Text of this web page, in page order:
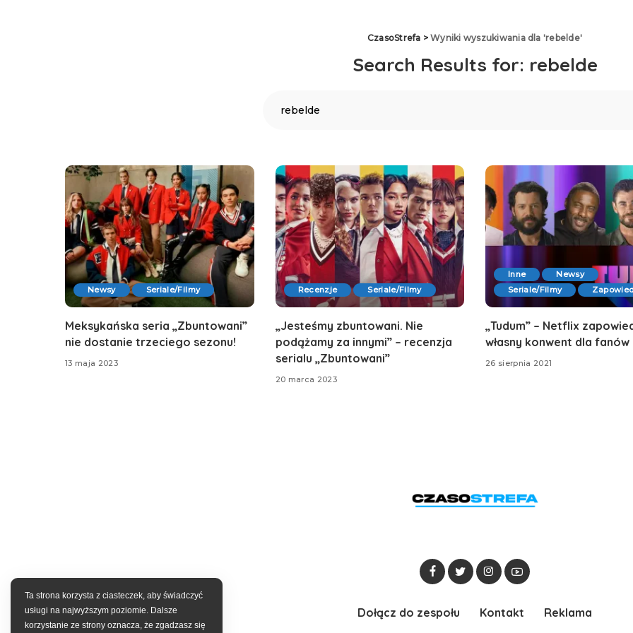
CzasoStrefa >Wyniki wyszukiwania dla 'rebelde'
Search Results for: rebelde
Newsy Seriale/Filmy
Meksykańska seria „Zbuntowani”
nie dostanie trzeciego sezonu!
13 maja 2023
Recenzje Seriale/Filmy
„Jesteśmy zbuntowani. Nie
podążamy za innymi” – recenzja
serialu „Zbuntowani”
20 marca 2023
Inne
Newsy
Seriale/Filmy
„Tudum” – Netflix
własny konwent dla fanów
26 sierpnia 2021
Dołącz do zespołu Kontakt Reklama
Ta strona korzysta z ciasteczek, aby świadczyć
usługi na najwyższym poziomie. Dalsze
korzystanie ze strony oznacza, że zgadzasz się